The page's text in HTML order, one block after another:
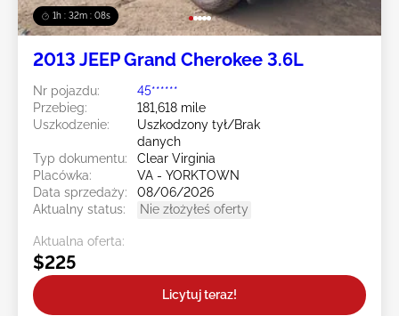
1h : 32m : 05s
2013 JEEP Grand Cherokee 3.6L
Nr pojazdu:
45******
Przebieg:
181,618 mile
Uszkodzenie:
Uszkodzony tył/Brak
danych
Typ dokumentu:
Clear Virginia
Placówka:
VA - YORKTOWN
Data sprzedaży:
08/06/2026
Aktualny status:
Nie złożyłeś oferty
Aktualna oferta:
$225
Licytuj teraz!